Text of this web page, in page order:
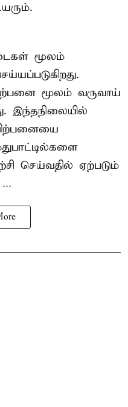
மூலம்
மூலம் வருவாய்
இந்தநிலையில்
செய்வதில் ஏற்படும்